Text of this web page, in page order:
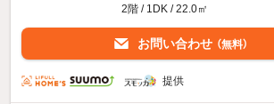
2階 / 1DK / 22.0㎡
お問い合わせ （無料）
提供